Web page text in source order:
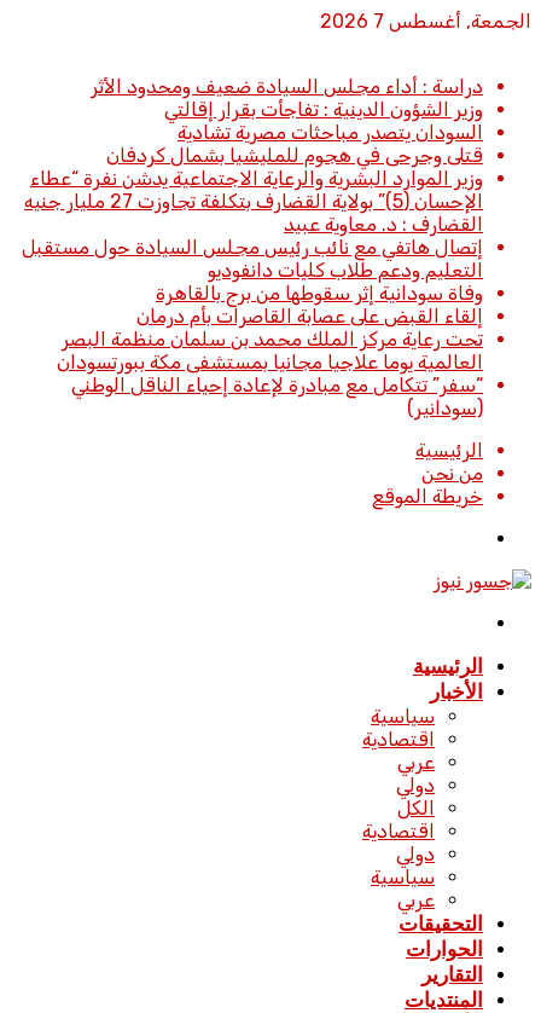
الجمعة, أغسطس 7 2026
دراسة : أداء مجلس السيادة ضعيف ومحدود الأثر
وزير الشؤون الدينية : تفاجأت بقرار إقالتي
السودان يتصدر مباحثات مصرية تشادية
قتلى وجرحى في هجوم للمليشيا بشمال كردفان
وزير الموارد البشرية والرعاية الاجتماعية يدشن نفرة “عطاء
الإحسان (5)” بولاية القضارف بتكلفة تجاوزت 27 مليار جنيه
القضارف : د. معاوية عبيد
إتصال هاتفي مع نائب رئيس مجلس السيادة حول مستقبل
التعليم ودعم طلاب كليات دانفوديو
وفاة سودانية إثر سقوطها من برج بالقاهرة
إلقاء القبض على عصابة القاصرات بأم درمان
تحت رعاية مركز الملك محمد بن سلمان منظمة البصر
العالمية يوما علاجيا مجانيا بمستشفى مكة ببورتسودان
“سفر” تتكامل مع مبادرة لإعادة إحياء الناقل الوطني
(سودانير)
الرئيسية
من نحن
خريطة الموقع
الرئيسية
الأخبار
سياسية
اقتصادية
عربي
دولي
الكل
اقتصادية
دولي
سياسية
عربي
التحقيقات
الحوارات
التقارير
المنتديات